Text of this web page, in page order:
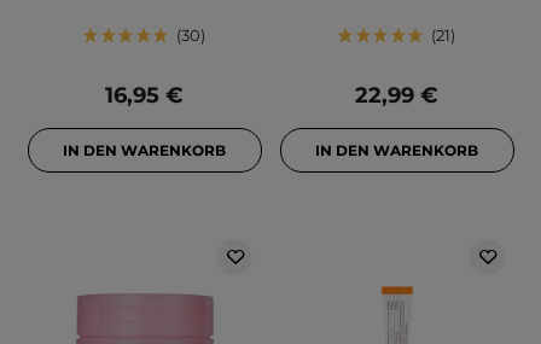
30
16,95 €
IN DEN WARENKORB
21
22,99 €
IN DEN WARENKORB